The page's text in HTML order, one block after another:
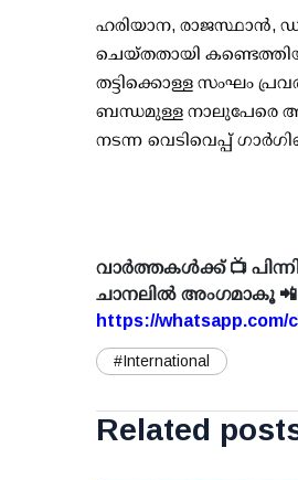
ഹരിയാന, രാജസ്ഥാൻ,
ചെയ്തതായി
തട്ടിക്കൊള്ള സംഘം
ബന്ധമുള്ള നാലുപേരെ
നടന്ന വെടിവെപ്പ്
വാർത്തകൾക്ക് 📺
ചാനലിൽ അംഗമാകൂ 📲
https://whatsapp.com/
#International
Related